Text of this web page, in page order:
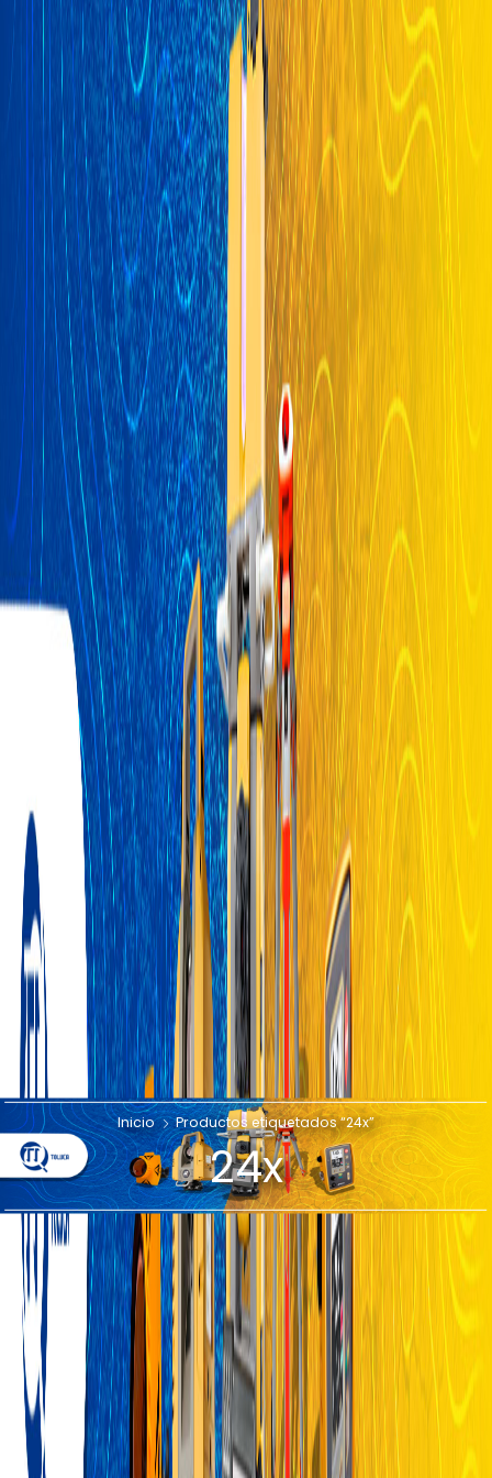
Inicio Productos etiquetados “24x”
24x